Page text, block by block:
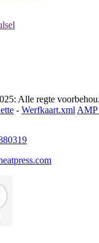
Alle regte
- Werfkaart.xml AMP